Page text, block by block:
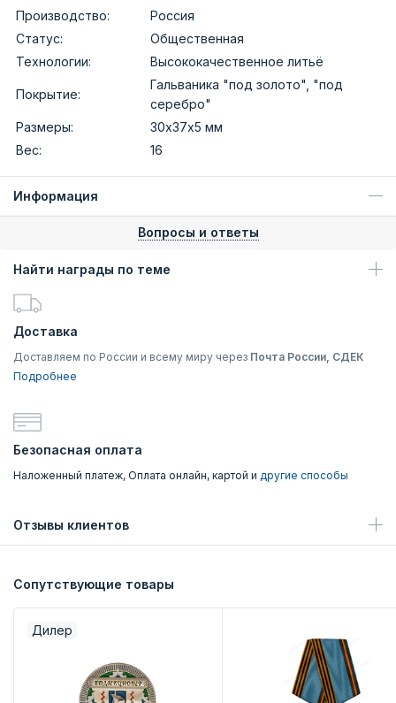
Производство:
Россия
Статус:
Общественная
Технологии:
Высококачественное литьё
Покрытие:
Гальваника "под золото", "под
серебро"
Размеры:
30х37х5 мм
Вес:
16
Информация
Вопросы и ответы
Найти награды по теме
Доставка
Доставляем по России и всему миру через Почта России, СДЕК
Подробнее
Безопасная оплата
Наложенный платеж, Оплата онлайн, картой и другие способы
Отзывы клиентов
Сопутствующие товары
Дилер